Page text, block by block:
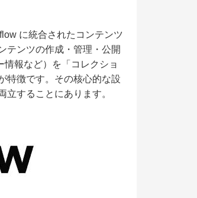
に統合されたコンテンツ
テンツの作成・管理・公開
報など）を「コレクショ
特徴です。その核心的な設
することにあります。